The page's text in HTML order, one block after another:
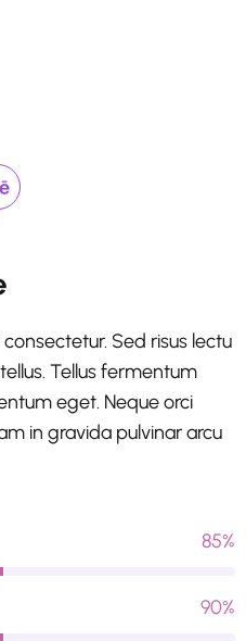
Sed risus lectu
Tellus fermentum
eget. Neque orci
in gravida pulvinar arcu
85%
90%